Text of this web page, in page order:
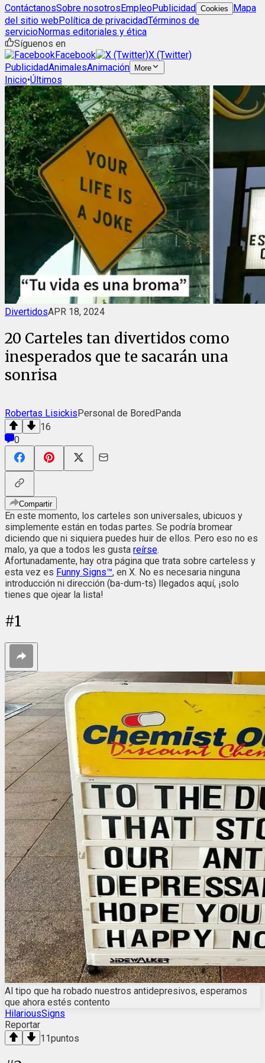
ContáctanosSobre nosotrosEmpleoPublicidad Cookies
Mapa
del sitio webPolítica de privacidadTérminos de
servicioNormas editoriales y ética
Síguenos en
Facebook
X (Twitter)
PublicidadAnimalesAnimación More
Inicio•Últimos
DivertidosAPR 18, 2024
20 Carteles tan divertidos como
inesperados que te sacarán una
sonrisa
Robertas LisickisPersonal de BoredPanda
16
0
Compartir
En este momento, los carteles son universales, ubicuos y
simplemente están en todas partes. Se podría bromear
diciendo que ni siquiera puedes huir de ellos. Pero eso no es
malo, ya que a todos les gusta reírse.
Afortunadamente, hay otra página que trata sobre carteless y
esta vez es Funny Signs™, en X. No es necesaria ninguna
introducción ni dirección (ba-dum-ts) llegados aquí, ¡solo
tienes que ojear la lista!
#1
Al tipo que ha robado nuestros antidepresivos, esperamos
que ahora estés contento
HilariousSigns
Reportar
11puntos